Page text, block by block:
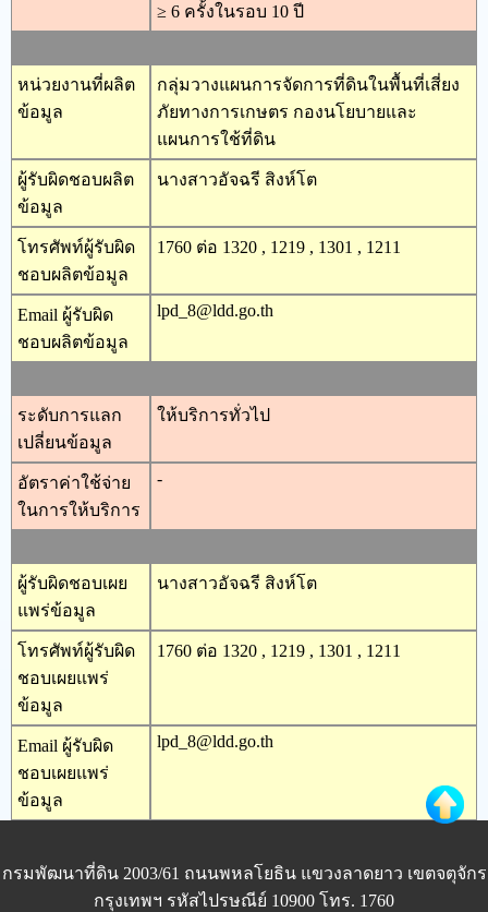
≥ 6 ครั้งในรอบ 10 ปี
หน่วยงานที่ผลิต
ข้อมูล
กลุ่มวางแผนการจัดการที่ดินในพื้นที่เสี่ยง
ภัยทางการเกษตร กองนโยบายและ
แผนการใช้ที่ดิน
ผู้รับผิดชอบผลิต
ข้อมูล
นางสาวอัจฉรี สิงห์โต
โทรศัพท์ผู้รับผิด
ชอบผลิตข้อมูล
1760 ต่อ 1320 , 1219 , 1301 , 1211
Email ผู้รับผิด
ชอบผลิตข้อมูล
lpd_8@ldd.go.th
ระดับการแลก
เปลี่ยนข้อมูล
ให้บริการทั่วไป
อัตราค่าใช้จ่าย
ในการให้บริการ
-
ผู้รับผิดชอบเผย
แพร่ข้อมูล
นางสาวอัจฉรี สิงห์โต
โทรศัพท์ผู้รับผิด
ชอบเผยแพร่
ข้อมูล
1760 ต่อ 1320 , 1219 , 1301 , 1211
Email ผู้รับผิด
ชอบเผยแพร่
ข้อมูล
lpd_8@ldd.go.th
กรมพัฒนาที่ดิน 2003/61 ถนนพหลโยธิน แขวงลาดยาว เขตจตุจักร
กรุงเทพฯ รหัสไปรษณีย์ 10900 โทร. 1760